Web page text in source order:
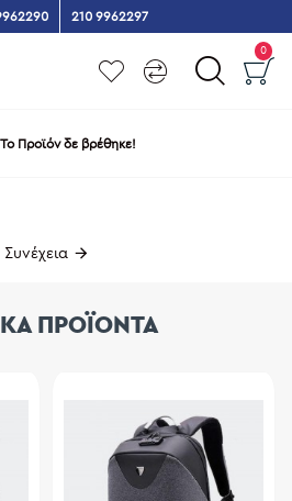
210 9962297
0
Το Προϊόν δε βρέθηκε!
Συνέχεια
ΠΡΟΪΟΝΤΑ